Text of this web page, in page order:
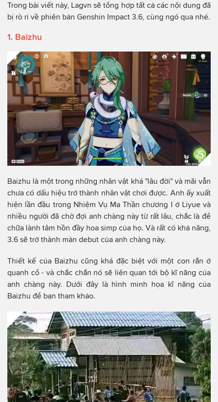
Trong bài viết này, Lagvn sẽ tổng hợp tất cả các nội dung đã
bị rò rỉ về phiên bản Genshin Impact 3.6, cùng ngó qua nhé.
1. Baizhu
Baizhu là một trong những nhân vật khá "lâu đời" và mãi vẫn
chưa có dấu hiệu trở thành nhân vật chơi được. Anh ấy xuất
hiện lần đầu trong Nhiệm Vụ Ma Thần chương I ở Liyue và
nhiều người đã chờ đợi anh chàng này từ rất lâu, chắc là để
chữa lành tâm hồn đầy hoa simp của họ. Và rất có khả năng,
3.6 sẽ trở thành màn debut của anh chàng này.
Thiết kế của Baizhu cũng khá đặc biệt với một con rắn ở
quanh cổ - và chắc chắn nó sẽ liên quan tới bộ kĩ năng của
anh chàng này. Dưới đây là hình minh họa kĩ năng của
Baizhu để bạn tham khảo.